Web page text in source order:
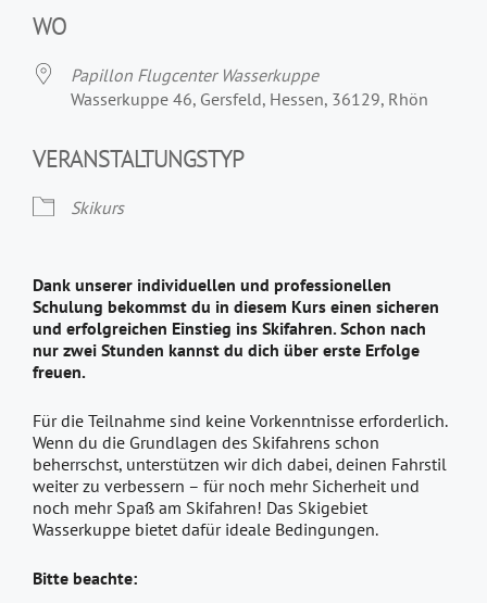
WO
Papillon Flugcenter Wasserkuppe
Wasserkuppe 46, Gersfeld, Hessen, 36129, Rhön
VERANSTALTUNGSTYP
Skikurs
Dank unserer individuellen und professionellen
Schulung bekommst du in diesem Kurs einen sicheren
und erfolgreichen Einstieg ins Skifahren. Schon nach
nur zwei Stunden kannst du dich über erste Erfolge
freuen.
Für die Teilnahme sind keine Vorkenntnisse erforderlich.
Wenn du die Grundlagen des Skifahrens schon
beherrschst, unterstützen wir dich dabei, deinen Fahrstil
weiter zu verbessern – für noch mehr Sicherheit und
noch mehr Spaß am Skifahren! Das Skigebiet
Wasserkuppe bietet dafür ideale Bedingungen.
Bitte beachte: